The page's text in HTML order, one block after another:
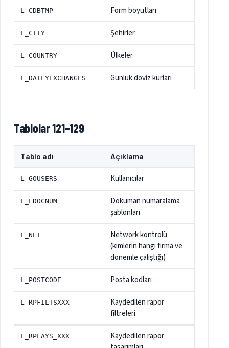
L_CDBTMP Form boyutları
L_CITY Şehirler
L_COUNTRY Ülkeler
L_DAILYEXCHANGES Günlük döviz kurları
Tablolar 121–129
Tablo adı Açıklama
L_GOUSERS Kullanıcılar
L_LDOCNUM
Döküman numaralama
şablonları
L_NET
Network kontrolü
(kimlerin hangi firma ve
dönemle çalıştığı)
L_POSTCODE Posta kodları
L_RPFILTSXXX
Kaydedilen rapor
filtreleri
L_RPLAYS_XXX
Kaydedilen rapor